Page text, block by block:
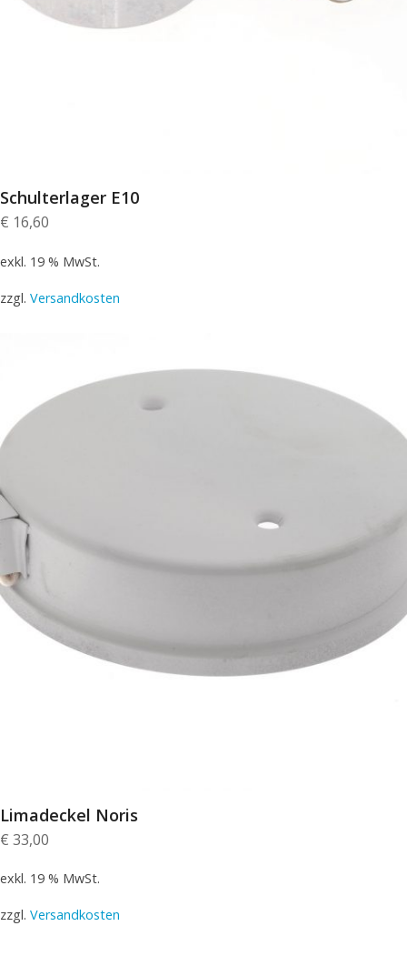
Schulterlager E10
€ 16,60
exkl. 19 % MwSt.
zzgl. Versandkosten
Limadeckel Noris
€ 33,00
exkl. 19 % MwSt.
zzgl. Versandkosten